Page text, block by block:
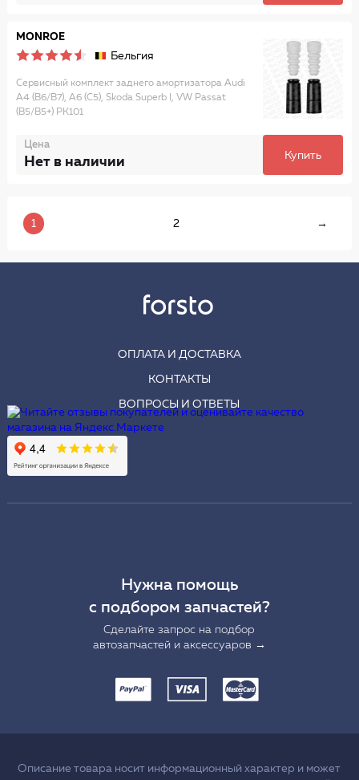
MONROE
Бельгия
Сервисный комплект заднего амортизатора Audi
A4 (B6/B7), A6 (C5), Skoda Superb I, VW Passat
(B5/B5+) PK101
Цена
Нет в наличии Купить
1 2 →
ОПЛАТА И ДОСТАВКА
КОНТАКТЫ
ВОПРОСЫ И ОТВЕТЫ
Нужна помощь
с подбором запчастей?
Сделайте запрос на подбор
автозапчастей и аксессуаров →
Описание товара носит информационный характер и может